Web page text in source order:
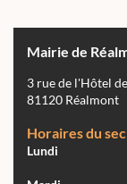
Mairie de
3 rue de l'Hôtel
81120 Réalmont
Horaires du
Lundi